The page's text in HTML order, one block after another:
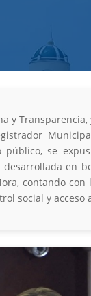
se
en
contando
social y